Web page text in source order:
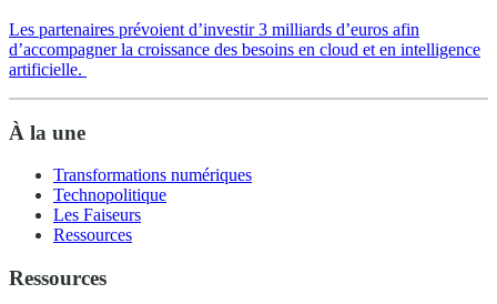
Les partenaires prévoient d’investir 3 milliards d’euros afin
d’accompagner la croissance des besoins en cloud et en intelligence
artificielle.
À la une
Transformations numériques
Technopolitique
Les Faiseurs
Ressources
Ressources